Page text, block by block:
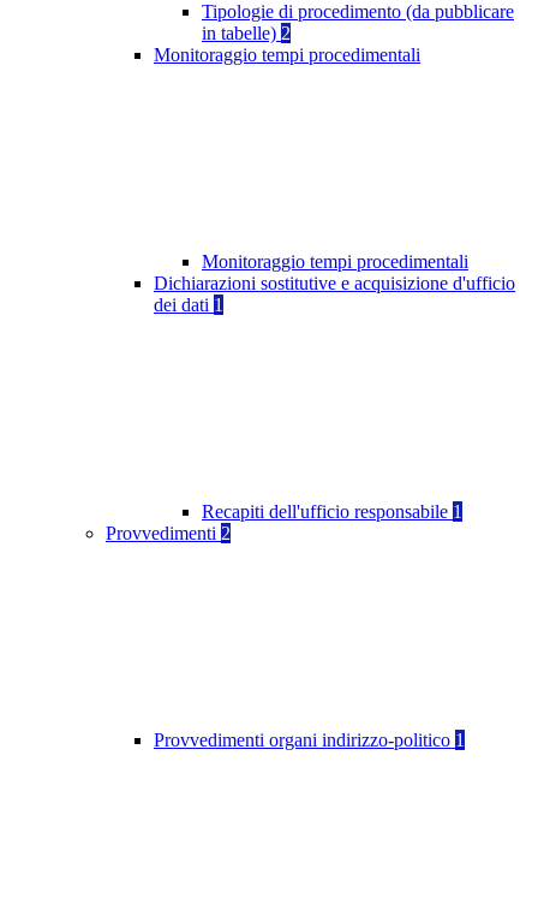
Tipologie di procedimento (da pubblicare
in tabelle) 2
Monitoraggio tempi procedimentali
Monitoraggio tempi procedimentali
Dichiarazioni sostitutive e acquisizione d'ufficio
dei dati 1
Recapiti dell'ufficio responsabile 1
Provvedimenti 2
Provvedimenti organi indirizzo-politico 1